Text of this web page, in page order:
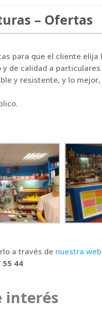
– Ofertas
para que el cliente elija
de calidad a
y resistente, y lo
a través de nuestra web
55 44
interés